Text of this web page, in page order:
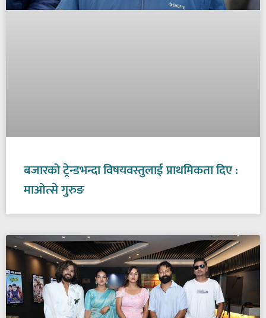
बजारको ट्रेन्डभन्दा विषयवस्तुलाई प्राथमिकता दिए :
माओत्से गुरुङ